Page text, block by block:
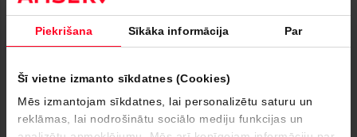
Piekrišana Sīkāka informācija Par
Šī vietne izmanto sīkdatnes (Cookies)
Mēs izmantojam sīkdatnes, lai personalizētu saturu un
reklāmas, lai nodrošinātu sociālo mediju funkcijas un
Lietoti automobiļi
Finansēšana
Serviss
Uzņēmumiem